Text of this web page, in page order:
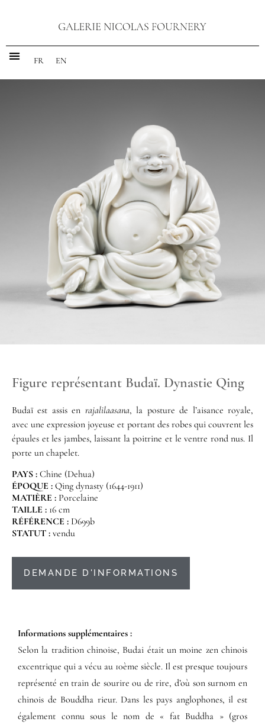
FR EN
Figure représentant Budaï. Dynastie Qing
Budaï est assis en rajalilaasana, la posture de l’aisance royale,
avec une expression joyeuse et portant des robes qui couvrent les
épaules et les jambes, laissant la poitrine et le ventre rond nus. Il
porte un chapelet.
PAYS : Chine (Dehua)
ÉPOQUE : Qing dynasty (1644-1911)
MATIÈRE : Porcelaine
TAILLE : 16 cm
RÉFÉRENCE : D699b
STATUT : vendu
DEMANDE D'INFORMATIONS
Informations supplémentaires​ :​
Selon la tradition chinoise, Budai était un moine zen chinois
excentrique qui a vécu au 10ème siècle. Il est presque toujours
représenté en train de sourire ou de rire, d’où son surnom en
chinois de Bouddha rieur. Dans les pays anglophones, il est
également connu sous le nom de « fat Buddha » (gros